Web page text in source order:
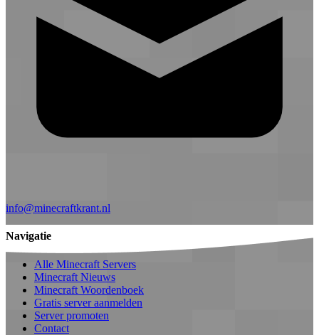
info@minecraftkrant.nl
Navigatie
Alle Minecraft Servers
Minecraft Nieuws
Minecraft Woordenboek
Gratis server aanmelden
Server promoten
Contact